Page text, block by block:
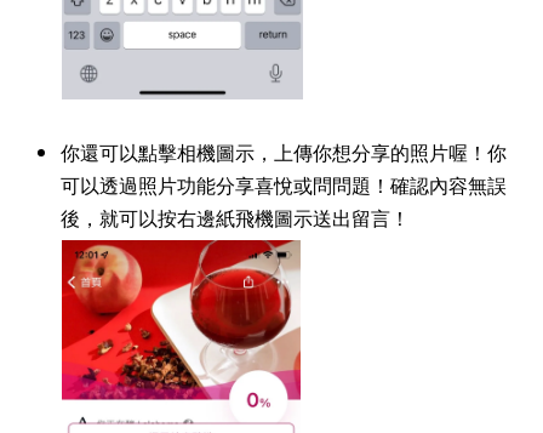
你還可以點擊相機圖示，上傳你想分享的照片喔！你
可以透過照片功能分享喜悅或問問題！確認內容無誤
後，就可以按右邊紙飛機圖示送出留言！